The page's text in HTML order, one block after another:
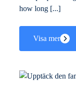
how long [...]
Visa mer